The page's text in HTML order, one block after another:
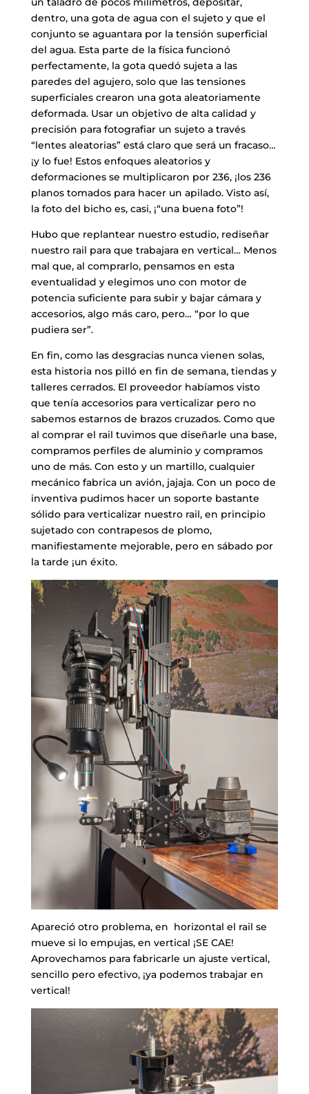
dentro, una gota de agua con el sujeto y que el
conjunto se aguantara por la tensión superficial
del agua. Esta parte de la física funcionó
perfectamente, la gota quedó sujeta a las
paredes del agujero, solo que las tensiones
superficiales crearon una gota aleatoriamente
deformada. Usar un objetivo de alta calidad y
precisión para fotografiar un sujeto a través
“lentes aleatorias” está claro que será un fracaso…
¡y lo fue! Estos enfoques aleatorios y
deformaciones se multiplicaron por 236, ¡los 236
planos tomados para hacer un apilado. Visto así,
la foto del bicho es, casi, ¡“una buena foto”!
Hubo que replantear nuestro estudio, rediseñar
nuestro rail para que trabajara en vertical… Menos
mal que, al comprarlo, pensamos en esta
eventualidad y elegimos uno con motor de
potencia suficiente para subir y bajar cámara y
accesorios, algo más caro, pero… “por lo que
pudiera ser”.
En fin, como las desgracias nunca vienen solas,
esta historia nos pilló en fin de semana, tiendas y
talleres cerrados. El proveedor habíamos visto
que tenía accesorios para verticalizar pero no
sabemos estarnos de brazos cruzados. Como que
al comprar el rail tuvimos que diseñarle una base,
compramos perfiles de aluminio y compramos
uno de más. Con esto y un martillo, cualquier
mecánico fabrica un avión, jajaja. Con un poco de
inventiva pudimos hacer un soporte bastante
sólido para verticalizar nuestro rail, en principio
sujetado con contrapesos de plomo,
manifiestamente mejorable, pero en sábado por
la tarde ¡un éxito.
Apareció otro problema, en horizontal el rail se
mueve si lo empujas, en vertical ¡SE CAE!
Aprovechamos para fabricarle un ajuste vertical,
sencillo pero efectivo, ¡ya podemos trabajar en
vertical!